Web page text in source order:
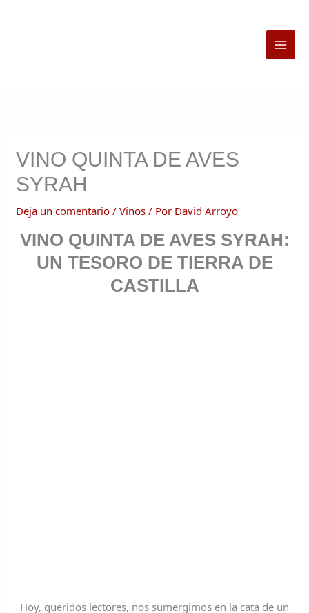
VINO QUINTA DE AVES
SYRAH
Deja un comentario /Vinos / Por David Arroyo
VINO QUINTA DE AVES SYRAH:
UN TESORO DE TIERRA DE
CASTILLA
Hoy, queridos lectores, nos sumergimos en la cata de un